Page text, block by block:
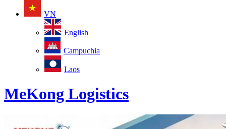
VN
English
Campuchia
Laos
MeKong Logistics